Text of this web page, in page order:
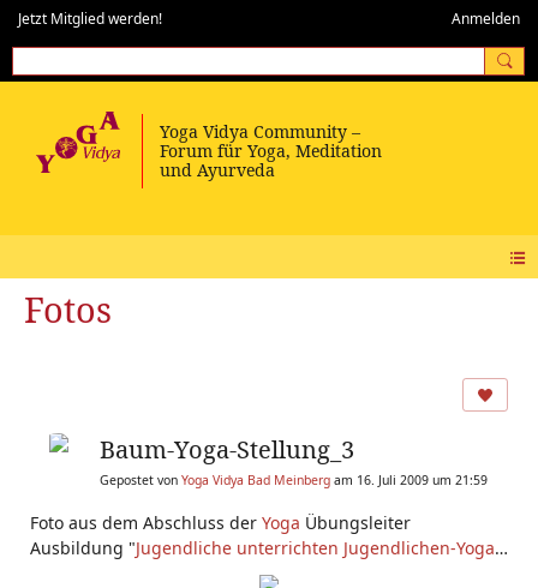
Jetzt Mitglied werden! Anmelden
Fotos
Baum-Yoga-Stellung_3
Gepostet von Yoga Vidya Bad Meinberg am 16. Juli 2009 um 21:59
Foto aus dem Abschluss der Yoga Übungsleiter
Ausbildung "Jugendliche unterrichten Jugendlichen-Yoga"
Yoga Vidya Bad Meinberg.